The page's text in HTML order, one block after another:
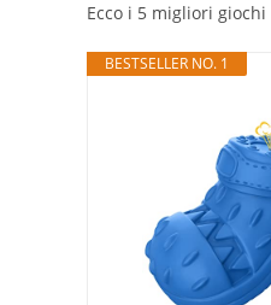
Ecco i 5 migliori
BESTSELLER NO. 1